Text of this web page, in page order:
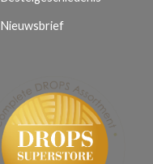
Nieuwsbrief